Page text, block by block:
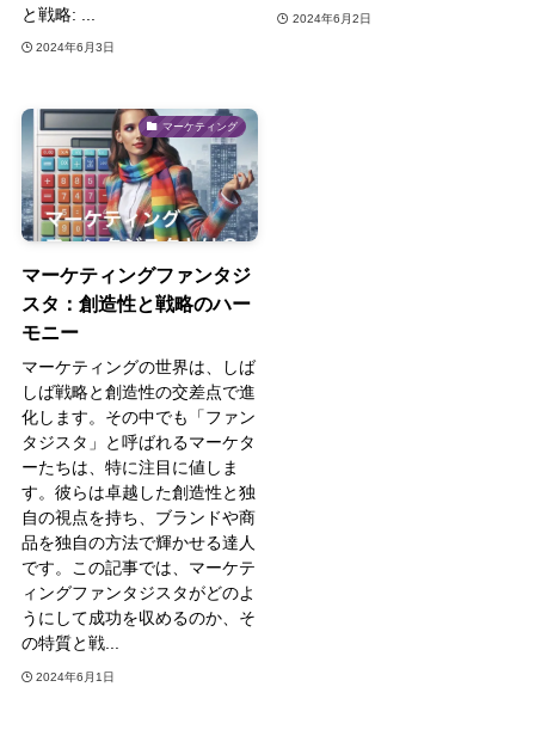
と戦略: ...
2024年6月3日
2024年6月2日
マーケティング
マーケティングファンタジ
スタ：創造性と戦略のハー
モニー
マーケティングの世界は、しば
しば戦略と創造性の交差点で進
化します。その中でも「ファン
タジスタ」と呼ばれるマーケタ
ーたちは、特に注目に値しま
す。彼らは卓越した創造性と独
自の視点を持ち、ブランドや商
品を独自の方法で輝かせる達人
です。この記事では、マーケテ
ィングファンタジスタがどのよ
うにして成功を収めるのか、そ
の特質と戦...
2024年6月1日